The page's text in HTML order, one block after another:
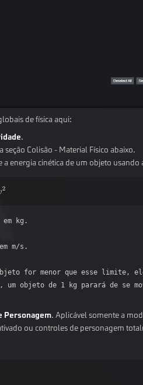
de física aqui:
.
seção Colisão - Material Físico abaixo.
a energia cinética de um objeto usando
kg.
m/s.
for menor que esse limite,
objeto de 1 kg parará de se
Personagem. Aplicável somente a
ou controles de personagem